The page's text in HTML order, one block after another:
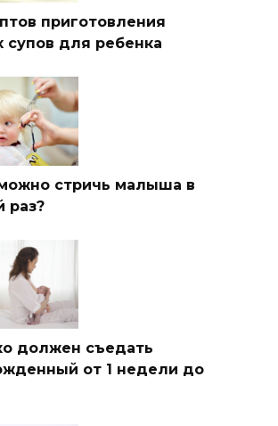
приготовления
супов для ребенка
стричь малыша в
раз?
должен съедать
от 1 недели до